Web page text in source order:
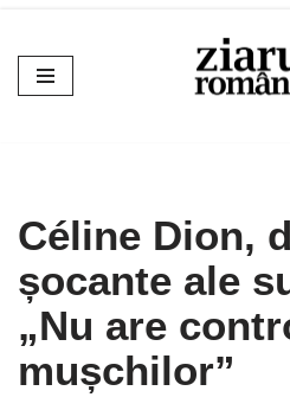
Sari
la
Céline Dion,
șocante ale
„Nu are
mușchilor”